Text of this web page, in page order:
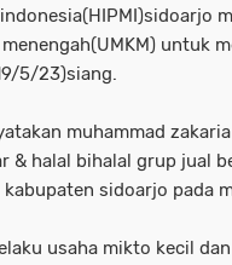
untuk
5/23)siang.
muhammad
& halal bihalal grup jual
kabupaten sidoarjo pada
usaha mikto kecil dan